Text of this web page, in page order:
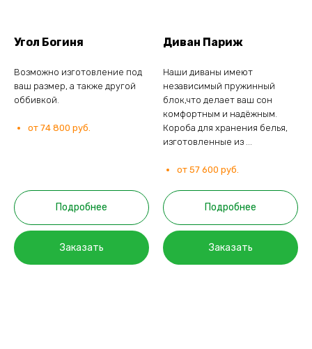
Угол Богиня
Возможно изготовление под
ваш размер, а также другой
оббивкой.
от 74 800 руб.
Подробнее
Заказать
Диван Париж
Наши диваны имеют
независимый пружинный
блок,что делает ваш сон
комфортным и надёжным.
Короба для хранения белья,
изготовленные из ...
от 57 600 руб.
Подробнее
Заказать